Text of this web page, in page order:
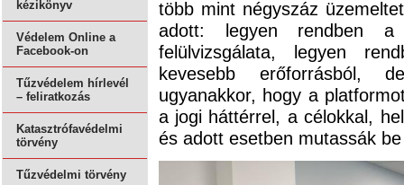
kézikönyv
Védelem Online a
Facebook-on
Tűzvédelem hírlevél
– feliratkozás
Katasztrófavédelmi
törvény
Tűzvédelmi törvény
több mint négyszáz
adott: legyen rendben a
felülvizsgálata, legyen
kevesebb erőforrásból,
ugyanakkor, hogy a
a jogi háttérrel, a célokkal,
és adott esetben mutassák